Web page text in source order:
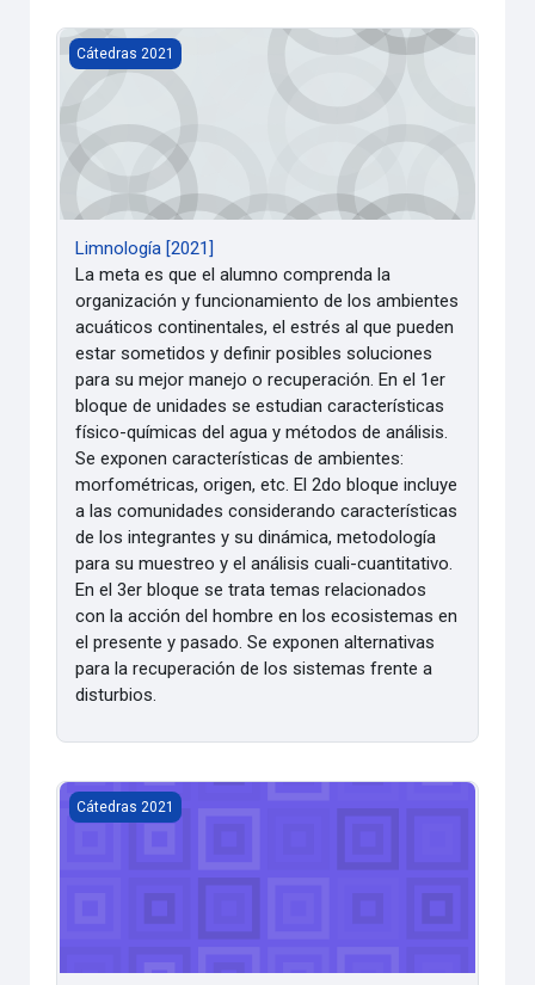
Limnología [2021]
Cátedras 2021
Limnología [2021]
La meta es que el alumno comprenda la
organización y funcionamiento de los ambientes
acuáticos continentales, el estrés al que pueden
estar sometidos y definir posibles soluciones
para su mejor manejo o recuperación. En el 1er
bloque de unidades se estudian características
físico-químicas del agua y métodos de análisis.
Se exponen características de ambientes:
morfométricas, origen, etc. El 2do bloque incluye
a las comunidades considerando características
de los integrantes y su dinámica, metodología
para su muestreo y el análisis cuali-cuantitativo.
En el 3er bloque se trata temas relacionados
con la acción del hombre en los ecosistemas en
el presente y pasado. Se exponen alternativas
para la recuperación de los sistemas frente a
disturbios.
Mastozoología [2021]
Cátedras 2021